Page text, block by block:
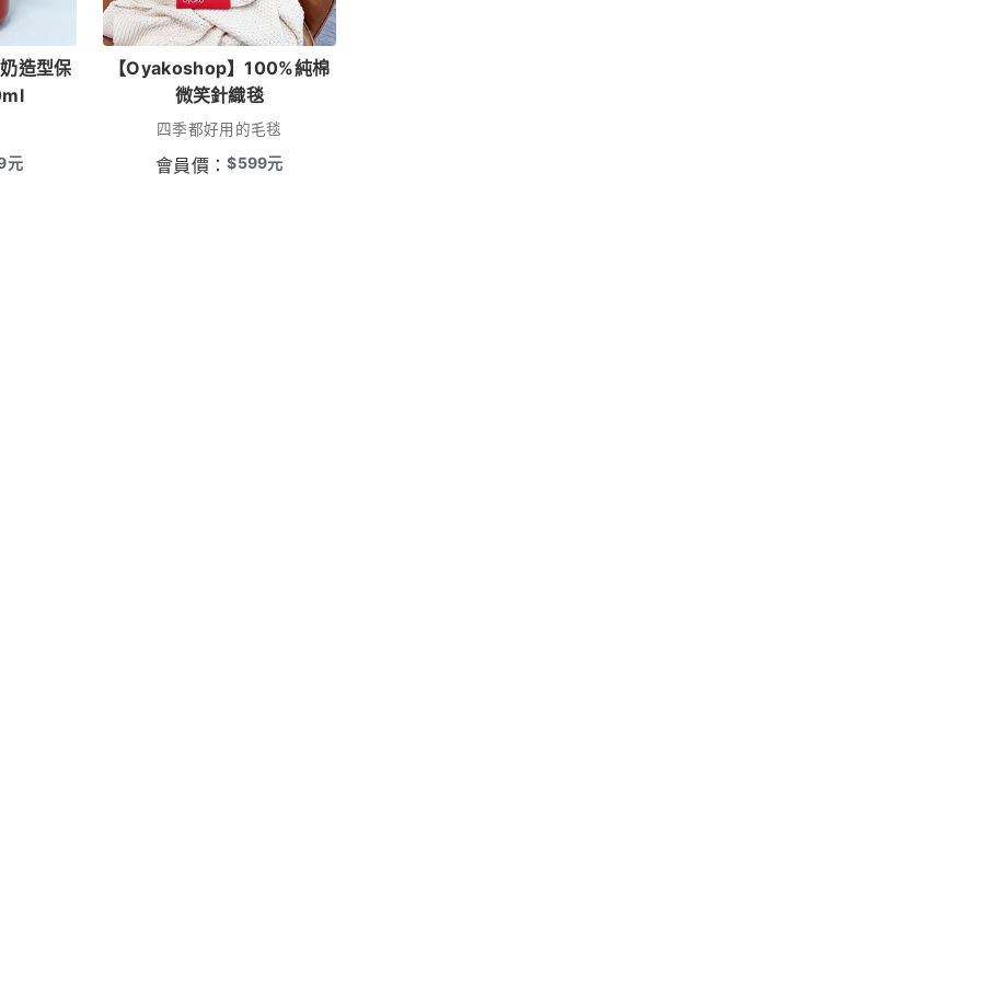
造型保
元
【Oyakoshop】100%純棉
微笑針織毯
四季都好用的毛毯
會員價：$599元